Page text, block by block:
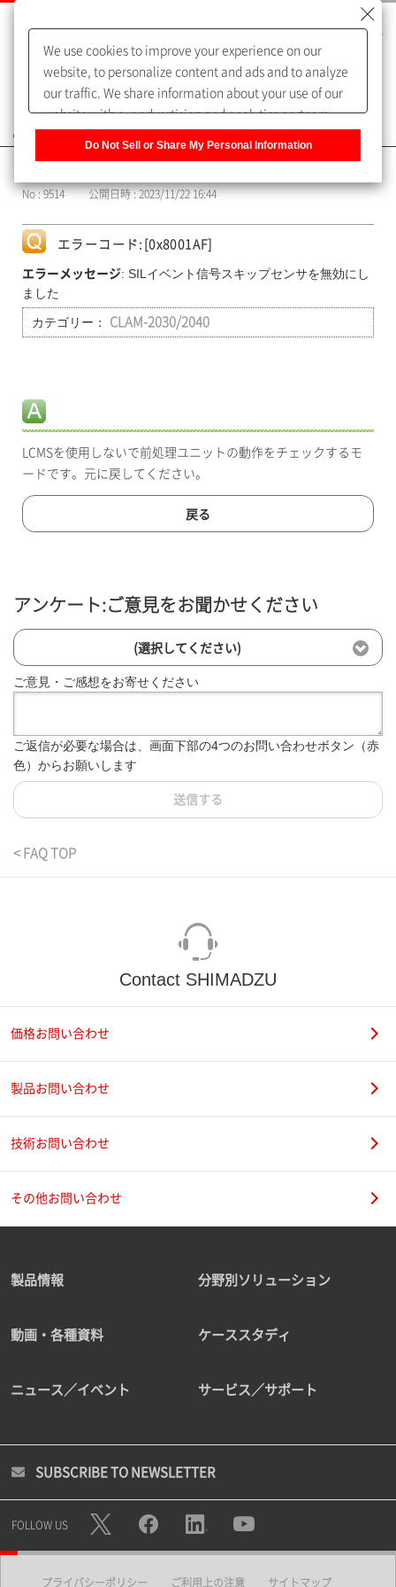
よくあるご質問（FAQ）
No : 9514 公開日時 : 2023/11/22 16:44
エラーコード:[0x8001AF]
エラーメッセージ: SILイベント信号スキップセンサを無効にし
ました
カテゴリー： CLAM-2030/2040
LCMSを使用しないで前処理ユニットの動作をチェックするモ
ードです。元に戻してください。
戻る
アンケート:ご意見をお聞かせください
(選択してください)
ご意見・ご感想をお寄せください
ご返信が必要な場合は、画面下部の4つのお問い合わせボタン（赤
色）からお願いします
送信する
< FAQ TOP
Contact SHIMADZU
価格お問い合わせ
製品お問い合わせ
技術お問い合わせ
その他お問い合わせ
製品情報 分野別ソリューション
動画・各種資料 ケーススタディ
ニュース／イベント サービス／サポート
SUBSCRIBE TO NEWSLETTER
FOLLOW US
プライバシーポリシー ご利用上の注意 サイトマップ
We use cookies to improve your experience on our
website, to personalize content and ads and to analyze
our traffic. We share information about your use of our
website with our advertising and analytics partners,
of our sharing information about you with our partners.
Information] to customize your cookie settings on our
Do Not Sell or Share My Personal Information